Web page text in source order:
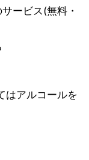
ービス(無料・
はアルコールを